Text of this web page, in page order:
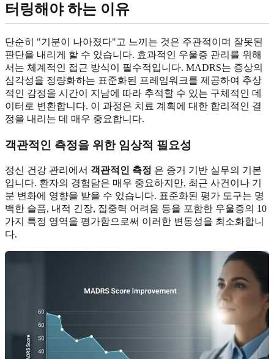
터링해야 하는 이유
단순히 "기분이 나아졌다"고 느끼는 것은 주관적이며 잘못된
판단을 내리게 할 수 있습니다. 효과적인 우울증 관리를 위해
서는 체계적인 접근 방식이 필수적입니다. MADRS는 증상의
심각성을 정량화하는 표준화된 프레임워크를 제공하여 추상
적인 감정을 시간이 지남에 따라 추적할 수 있는 구체적인 데
이터로 변환합니다. 이 과정은 치료 계획에 대한 합리적인 결
정을 내리는 데 매우 중요합니다.
객관적인 측정을 위한 임상적 필요성
정신 건강 관리에서 객관적인 측정 은 증거 기반 실무의 기본
입니다. 환자의 경험담은 매우 중요하지만, 최근 사건이나 기
분 변화에 영향을 받을 수 있습니다. 표준화된 평가 도구는 명
백한 슬픔, 내적 긴장, 집중력 어려움 등을 포함한 우울증의 10
가지 특정 영역을 평가함으로써 이러한 변동성을 최소화합니
다.